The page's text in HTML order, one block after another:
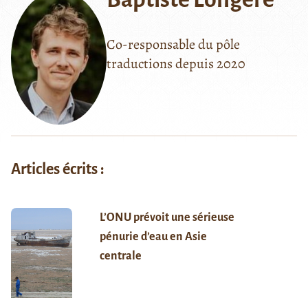
Co-responsable du pôle
traductions depuis 2020
Articles écrits :
L’ONU prévoit une sérieuse
pénurie d’eau en Asie
centrale